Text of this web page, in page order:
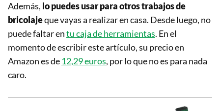
Además, lo puedes usar para otros trabajos de
bricolajeque vayas a realizar en casa. Desde luego, no
puede faltar entu caja de herramientas. En el
momento de escribir este artículo, su precio en
Amazon es de 12,29 euros, por lo que no es para nada
caro.